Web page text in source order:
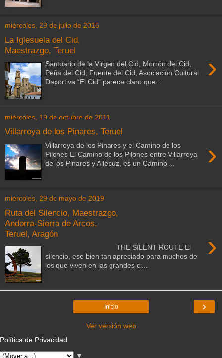
miércoles, 29 de julio de 2015
La Iglesuela del Cid,
Maestrazgo, Teruel
›
Santuario de la Virgen del Cid, Morrón del Cid,
Peña del Cid, Fuente del Cid, Asociación Cultural
Deportiva “El Cid” parece claro que...
miércoles, 19 de octubre de 2011
Villarroya de los Pinares, Teruel
›
Villarroya de los Pinares y el Camino de los
Pilones El Camino de los Pilones entre Villarroya
de los Pinares y Allepuz, es un Camino ...
miércoles, 29 de mayo de 2019
Ruta del Silencio, Maestrazgo,
Andorra-Sierra de Arcos,
Teruel, Aragón
›
THE SILENT ROUTE El
silencio, ese bien tan apreciado para muchos de
los que viven en las grandes ci...
›
Inicio
Ver versión web
Política de Privacidad
▼